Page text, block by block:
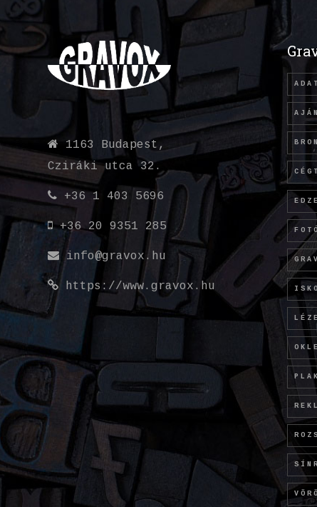
1163 Budapest,
Cziráki utca 32.
+36 1 403 5696
+36 20 9351 285
info@gravox.hu
https://www.gravox.hu